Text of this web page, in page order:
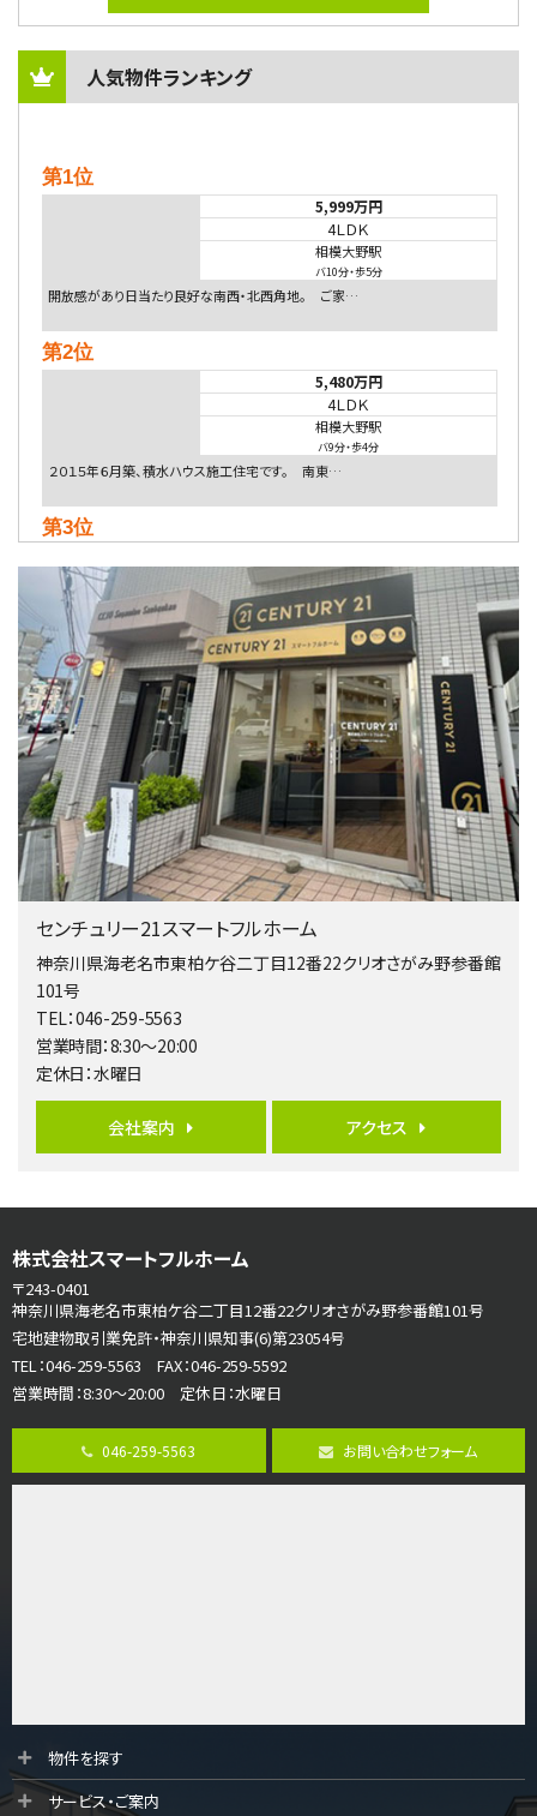
人気物件ランキング
第1位
5,999万円
4ＬＤＫ
相模大野駅
バ10分・歩5分
開放感があり日当たり良好な南西・北西角地。 ご家…
第2位
5,480万円
4ＬＤＫ
相模大野駅
バ9分・歩4分
２０１５年６月築、積水ハウス施工住宅です。 南東…
第3位
4ＬＤＫ
淵野辺駅
歩17分
南側道路に面しており日当たり良好。 キッチンから…
第4位
3,680万円
4ＳＬＤＫ
海老名駅
バ15分・歩1分
リビングダイニング部分の床暖房完備 車並列2台駐…
第5位
4,190万円
バ14分・ 歩4分
LDK約20帖とゆとりある広さ！WIC、SICの…
第6位
4ＬＤＫ
長後駅
海老名駅
バ18分 歩6分
開放感のある角地区画。車３台並列駐車可能です。 …
第8位
3,180万円
3ＬＤＫ
海老名駅
第10位
3,680万円
センチュリー21スマートフルホーム
神奈川県海老名市東柏ケ谷二丁目12番22クリオさがみ野参番館
101号
TEL：046-259-5563
営業時間：8:30～20:00
定休日：水曜日
会社案内 アクセス
株式会社スマートフルホーム
〒243-0401
神奈川県海老名市東柏ケ谷二丁目12番22クリオさがみ野参番館101号
宅地建物取引業免許・神奈川県知事(6)第23054号
TEL：046-259-5563 FAX：046-259-5592
営業時間：8:30～20:00 定休日：水曜日
046-259-5563 お問い合わせフォーム
物件を探す
サービス・ご案内